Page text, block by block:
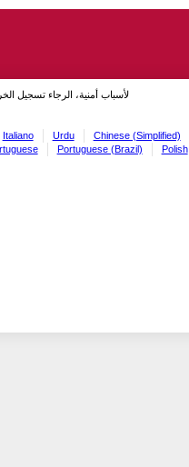
لأسباب أمنية، الرجاء تسجيل
Italiano Urdu Chinese (Simplified)
Portuguese (Brazil) Polish